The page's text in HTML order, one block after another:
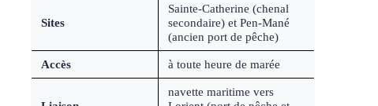
Sites
Sainte-Catherine (chenal
secondaire) et Pen-Mané
(ancien port de pêche)
Accès à toute heure de marée
navette maritime vers